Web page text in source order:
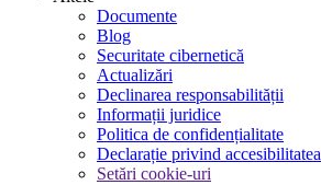
Documente
Blog
Securitate cibernetică
Actualizări
Declinarea responsabilității
Informații juridice
Politica de confidențialitate
Declarație privind accesibilitatea
Setări cookie-uri